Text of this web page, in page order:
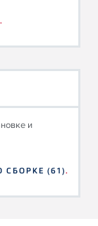
.
и
СБОРКЕ (61).